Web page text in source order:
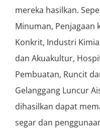
mereka hasilkan.
Minuman, Penjagaan
Konkrit, Industri
dan Akuakultur,
Pembuatan, Runcit
Gelanggang Luncur
dihasilkan dapat
segar dan